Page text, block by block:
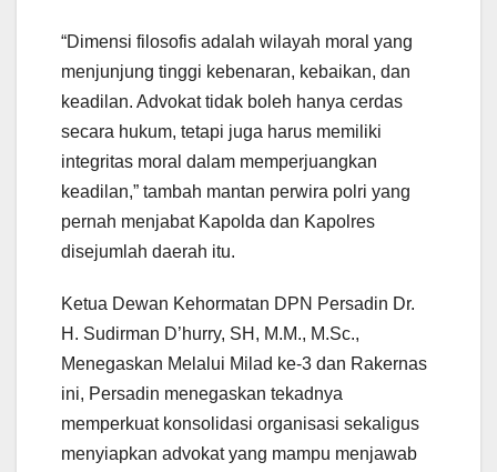
“Dimensi filosofis adalah wilayah moral yang
menjunjung tinggi kebenaran, kebaikan, dan
keadilan. Advokat tidak boleh hanya cerdas
secara hukum, tetapi juga harus memiliki
integritas moral dalam memperjuangkan
keadilan,” tambah mantan perwira polri yang
pernah menjabat Kapolda dan Kapolres
disejumlah daerah itu.
Ketua Dewan Kehormatan DPN Persadin Dr.
H. Sudirman D’hurry, SH, M.M., M.Sc.,
Menegaskan Melalui Milad ke-3 dan Rakernas
ini, Persadin menegaskan tekadnya
memperkuat konsolidasi organisasi sekaligus
menyiapkan advokat yang mampu menjawab